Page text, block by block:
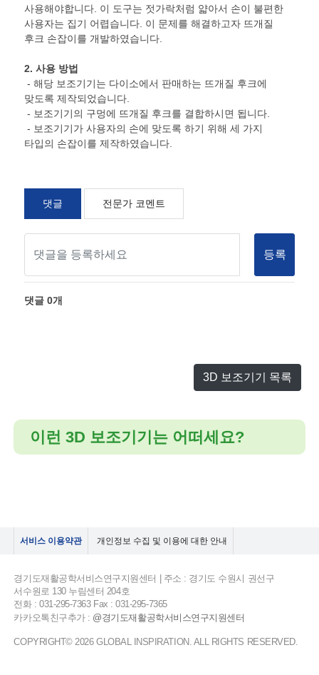
사용해야합니다. 이 도구는 젓가락처럼 얇아서 손이 불편한
사용자는 집기 어렵습니다. 이 문제를 해결하고자 뜨개질
후크 손잡이를 개발하였습니다.
2. 사용 방법
- 해당 보조기기는 다이소에서 판매하는 뜨개질 후크에
맞도록 제작되었습니다.
- 보조기기의 구멍에 뜨개질 후크를 결합하시면 됩니다.
- 보조기기가 사용자의 손에 맞도록 하기 위해 세 가지
타입의 손잡이를 제작하였습니다.
댓글 전문가 코멘트
등록
댓글0개
3D 보조기기 목록
이런 3D 보조기기는 어떠세요?
서비스 이용약관 개인정보 수집 및 이용에 대한 안내
경기도재활공학서비스연구지원센터 | 주소 : 경기도 수원시 권선구
서수원로 130 누림센터 204호
전화 : 031-295-7363 Fax : 031-295-7365
카카오톡친구추가 : @경기도재활공학서비스연구지원센터
COPYRIGHT© 2026 GLOBAL INSPIRATION. ALL RIGHTS RESERVED.